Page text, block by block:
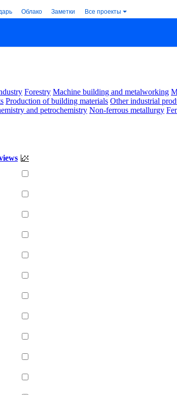
Облако Заметки Все проекты
Forestry Machine building and metalworking
Production of building materials Other industrial
and petrochemistry Non-ferrous metallurgy